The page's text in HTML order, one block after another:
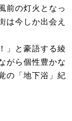
前の灯火となっ
は今しか出会え
」と豪語する綾
がら個性豊かな
の「地下浴」紀